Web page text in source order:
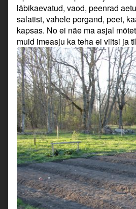
läbikaevatud, vaod, peenrad
salatist, vahele porgand, peet,
kapsas. No ei näe ma asjal
muid imeasju ka teha ei viitsi ja